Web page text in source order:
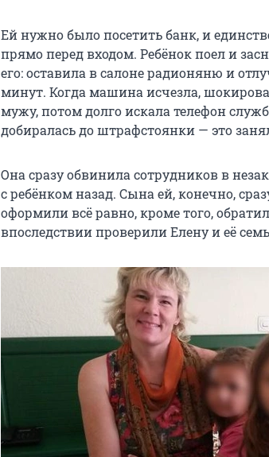
Ей нужно было посетить банк, и
прямо перед входом. Ребёнок поел и
его: оставила в салоне радионяню и
минут. Когда машина исчезла,
мужу, потом долго искала телефон
добиралась до штрафстоянки — это
Она сразу обвинила сотрудников в
с ребёнком назад. Сына ей, конечно,
оформили всё равно, кроме того,
впоследствии проверили Елену и её